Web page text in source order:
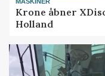
Krone åbner
Holland